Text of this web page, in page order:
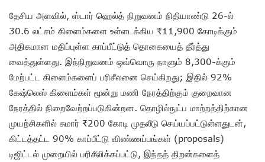
தேசிய அளவில், ஸ்டார் ஹெல்த் நிறுவனம் நிதியாண்டு 26-ல்
30.6 லட்சம் கிளைம்களை உள்ளடக்கிய ₹11,900 கோடிக்கும்
அதிகமான மதிப்புள்ள காப்பீட்டுத் தொகையைத் தீர்த்து
வைத்துள்ளது. இந்நிறுவனம் ஒவ்வொரு நாளும் 8,300-க்கும்
மேற்பட்ட கிளைம்களைப் பரிசீலனை செய்கிறது; இதில் 92%
கேஷ்லெஸ் கிளைம்கள் மூன்று மணி நேரத்திற்கும் குறைவான
நேரத்தில் நிறைவேற்றப்படுகின்றன. தொழில்நுட்ப மாற்றத்திற்கான
முயற்சிகளில் சுமார் ₹200 கோடி முதலீடு செய்யப்பட்டுள்ளதுடன்,
கிட்டத்தட்ட 90% காப்பீட்டு விண்ணப்பங்கள் (proposals)
டிஜிட்டல் முறையில் பரிசீலிக்கப்பட்டு, இந்தத் திறன்களைத்